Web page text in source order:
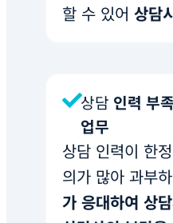
할 수 있어 상담
상담 인력 부
업무
상담 인력이 한
의가 많아 과부
가 응대하여 상